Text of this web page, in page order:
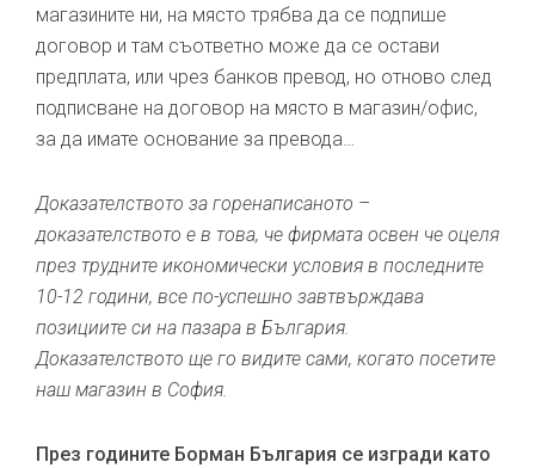
магазините ни, на място трябва да се подпише
договор и там съответно може да се остави
предплата, или чрез банков превод, но отново след
подписване на договор на място в магазин/офис,
за да имате основание за превода…
Доказателството за горенаписаното –
доказателството е в това, че фирмата освен че оцеля
през трудните икономически условия в последните
10-12 години, все по-успешно завтвърждава
позициите си на пазара в България.
Доказателството ще го видите сами, когато посетите
наш магазин в София.
През годините Борман България се изгради като